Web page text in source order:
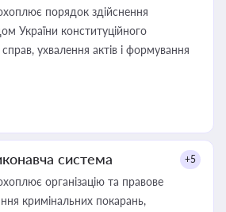
порядок здійснення
України конституційного
ухвалення актів і формування
система +5
організацію та правове
кримінальних покарань,